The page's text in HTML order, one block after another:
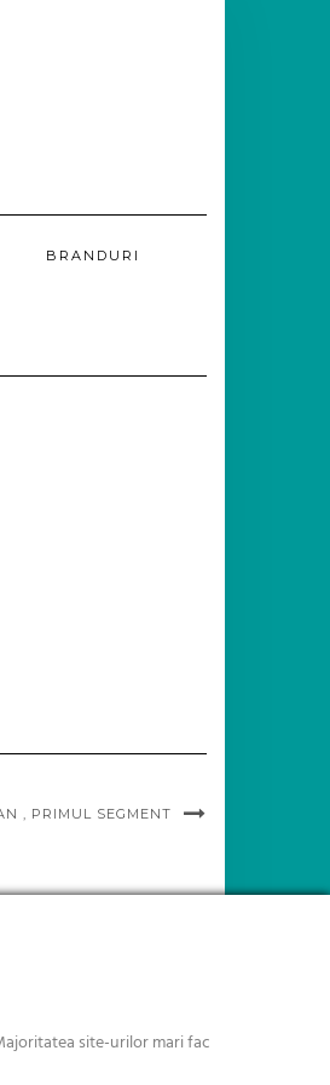
BRANDURI
, PRIMUL SEGMENT
site-urilor mari fac